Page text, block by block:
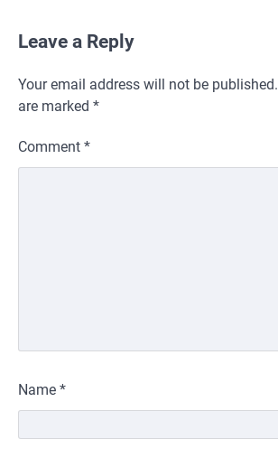
Leave a Reply
Your email address will not be published.
are marked *
Comment *
Name *